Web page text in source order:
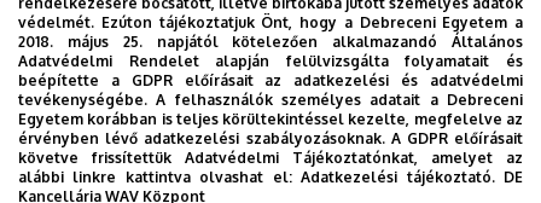
illetve témakör kerül közös kidolgozásra. A tárgyak egy
része e-Twinning módszertannal kerül oktatásra a két
felsőoktatási intézményben. A főbb elemek mellett
kísérőrendezvények és képzések is megrendezésre
kerülnek.
KA2 – Együttműködés az innovációért és a bevált
védelmét. Ezúton tájékoztatjuk Önt, hogy a Debreceni Egyetem a
2018. május 25. napjától kötelezően alkalmazandó Általános
Adatvédelmi Rendelet alapján felülvizsgálta folyamatait és
beépítette a GDPR előírásait az adatkezelési és adatvédelmi
tevékenységébe. A felhasználók személyes adatait a Debreceni
Egyetem korábban is teljes körültekintéssel kezelte, megfelelve az
érvényben lévő adatkezelési szabályozásoknak. A GDPR előírásait
követve frissítettük Adatvédelmi Tájékoztatónkat, amelyet az
alábbi linkre kattintva olvashat el:Adatkezelési tájékoztató. DE
Kancellária WAV Központ